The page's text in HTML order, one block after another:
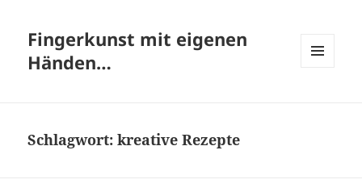
Fingerkunst mit eigenen
Händen…
Schlagwort:kreative Rezepte